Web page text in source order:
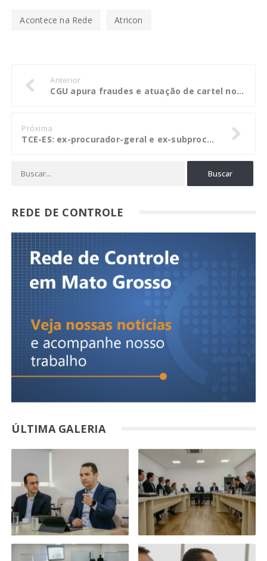
Acontece na Rede Atricon
Anterior
CGU apura fraudes e atuação de cartel no fornecimento de merenda escolar no Rio de Janeiro
Próxima
TCE-ES: ex-procurador-geral e ex-subprocuradora-geral de Justiça terão que ressarcir R$ 22,6 milhões
REDE DE CONTROLE
ÚLTIMA GALERIA